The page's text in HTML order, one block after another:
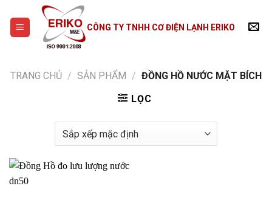
content
CÔNG TY TNHH CƠ ĐIỆN LẠNH ERIKO
TRANG CHỦ / SẢN PHẨM / ĐỒNG HỒ NƯỚC MẶT BÍCH
LỌC